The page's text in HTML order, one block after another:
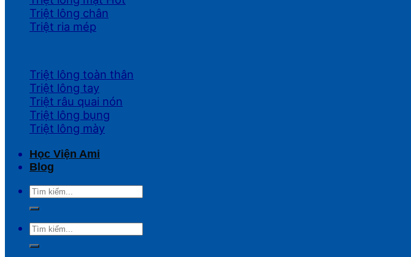
Triệt lông chân
Triệt ria mép
Triệt lông toàn thân
Triệt lông tay
Triệt râu quai nón
Triệt lông bụng
Triệt lông mày
Học Viện Ami
Blog